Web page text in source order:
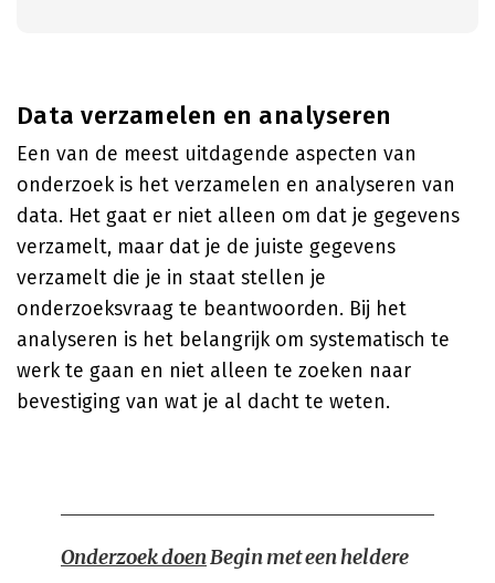
Data verzamelen en analyseren
Een van de meest uitdagende aspecten van
onderzoek is het verzamelen en analyseren van
data. Het gaat er niet alleen om dat je gegevens
verzamelt, maar dat je de juiste gegevens
verzamelt die je in staat stellen je
onderzoeksvraag te beantwoorden. Bij het
analyseren is het belangrijk om systematisch te
werk te gaan en niet alleen te zoeken naar
bevestiging van wat je al dacht te weten.
Onderzoek doenBegin met een heldere